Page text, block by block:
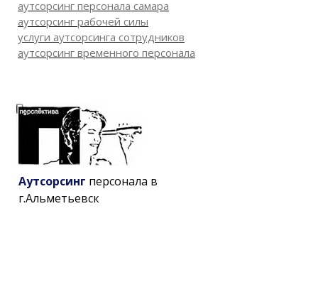
аутсорсинг персонала самара
аутсорсинг рабочей силы
услуги аутсорсинга сотрудников
аутсорсинг временного персонала
Аутсорсинг персонала в
г.Альметьевск